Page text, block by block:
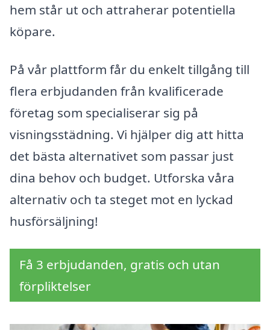
hem står ut och attraherar potentiella
köpare.
På vår plattform får du enkelt tillgång till
flera erbjudanden från kvalificerade
företag som specialiserar sig på
visningsstädning. Vi hjälper dig att hitta
det bästa alternativet som passar just
dina behov och budget. Utforska våra
alternativ och ta steget mot en lyckad
husförsäljning!
Få 3 erbjudanden, gratis och utan
förpliktelser